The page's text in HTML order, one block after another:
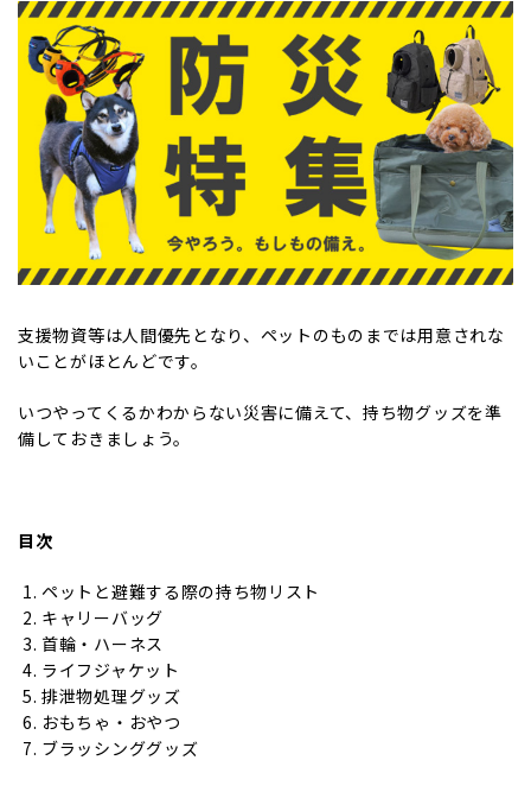
支援物資等は人間優先となり、ペットのものまでは用意されな
いことがほとんどです。
いつやってくるかわからない災害に備えて、持ち物グッズを準
備しておきましょう。
目次
ペットと避難する際の持ち物リスト
キャリーバッグ
首輪・ハーネス
ライフジャケット
排泄物処理グッズ
おもちゃ・おやつ
ブラッシンググッズ